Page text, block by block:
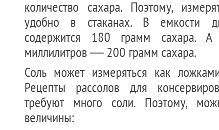
количество сахара. Поэтому,
удобно в стаканах. В емкости
содержится 180 грамм сахара.
миллилитров — 200 грамм сахара.
Соль может измеряться как
Рецепты рассолов для
требуют много соли. Поэтому,
величины: